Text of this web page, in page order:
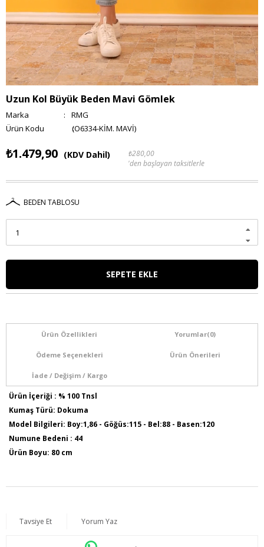
Uzun Kol Büyük Beden Mavi Gömlek
Marka :
RMG
(O6334-KİM. MAVİ)
₺1.479,90 (KDV Dahil)
₺280,00
'den başlayan taksitlerle
BEDEN TABLOSU
Ürün Özellikleri Yorumlar(0)
Ödeme Seçenekleri Ürün Önerileri
İade / Değişim / Kargo
Ürün İçeriği : % 100 Tnsl
Kumaş Türü: Dokuma
Model Bilgileri: Boy:1,86 - Göğüs:115 - Bel:88 - Basen:120
Numune Bedeni : 44
Ürün Boyu: 80 cm
Tavsiye Et Yorum Yaz